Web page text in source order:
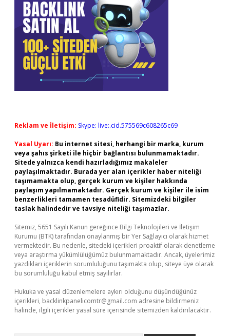
Reklam ve İletişim: Skype: live:.cid.575569c608265c69
Yasal Uyarı: Bu internet sitesi, herhangi bir marka, kurum
veya şahıs şirketi ile hiçbir bağlantısı bulunmamaktadır.
Sitede yalnızca kendi hazırladığımız makaleler
paylaşılmaktadır. Burada yer alan içerikler haber niteliği
taşımamakta olup, gerçek kurum ve kişiler hakkında
paylaşım yapılmamaktadır. Gerçek kurum ve kişiler ile isim
benzerlikleri tamamen tesadüfidir. Sitemizdeki bilgiler
taslak halindedir ve tavsiye niteliği taşımazlar.
Sitemiz, 5651 Sayılı Kanun gereğince Bilgi Teknolojileri ve İletişim
Kurumu (BTK) tarafından onaylanmış bir Yer Sağlayıcı olarak hizmet
vermektedir. Bu nedenle, sitedeki içerikleri proaktif olarak denetleme
veya araştırma yükümlülüğümüz bulunmamaktadır. Ancak, üyelerimiz
yazdıkları içeriklerin sorumluluğunu taşımakta olup, siteye üye olarak
bu sorumluluğu kabul etmiş sayılırlar.
Hukuka ve yasal düzenlemelere aykırı olduğunu düşündüğünüz
içerikleri, backlinkpanelicomtr@gmail.com adresine bildirmeniz
halinde, ilgili içerikler yasal süre içerisinde sitemizden kaldırılacaktır.